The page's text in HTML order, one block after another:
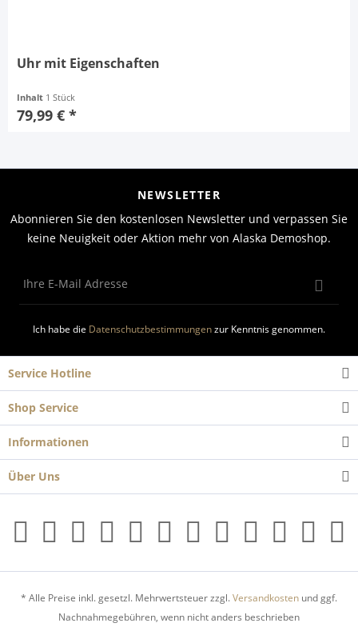
Uhr mit Eigenschaften
Inhalt 1 Stück
79,99 € *
NEWSLETTER
Abonnieren Sie den kostenlosen Newsletter und verpassen Sie
keine Neuigkeit oder Aktion mehr von Alaska Demoshop.
Ich habe die Datenschutzbestimmungenzur Kenntnis genommen.
Service Hotline
Shop Service
Informationen
Über Uns
* Alle Preise inkl. gesetzl. Mehrwertsteuer zzgl.Versandkosten und ggf.
Nachnahmegebühren, wenn nicht anders beschrieben